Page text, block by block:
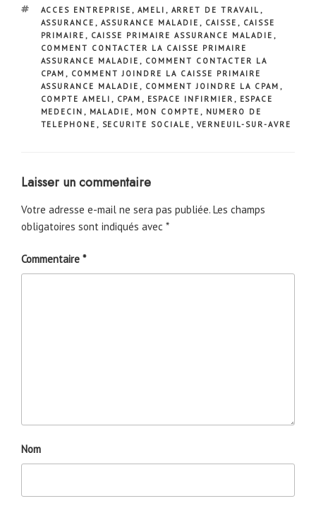
ÉTIQUETTES
ACCES ENTREPRISE , AMELI , ARRET DE TRAVAIL ,
ASSURANCE , ASSURANCE MALADIE , CAISSE , CAISSE
PRIMAIRE , CAISSE PRIMAIRE ASSURANCE MALADIE ,
COMMENT CONTACTER LA CAISSE PRIMAIRE
ASSURANCE MALADIE , COMMENT CONTACTER LA
CPAM , COMMENT JOINDRE LA CAISSE PRIMAIRE
ASSURANCE MALADIE , COMMENT JOINDRE LA CPAM ,
COMPTE AMELI , CPAM , ESPACE INFIRMIER , ESPACE
MEDECIN , MALADIE , MON COMPTE , NUMERO DE
TELEPHONE , SECURITE SOCIALE , VERNEUIL-SUR-AVRE
Laisser un commentaire
Votre adresse e-mail ne sera pas publiée. Les champs
obligatoires sont indiqués avec *
Commentaire *
Nom